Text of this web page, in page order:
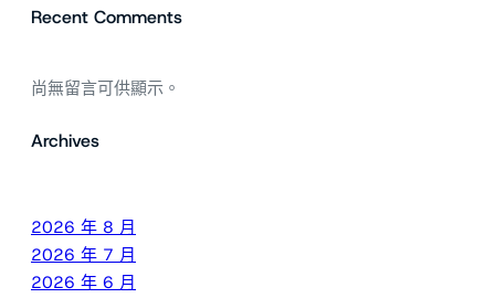
Recent Comments
尚無留言可供顯示。
Archives
2026 年 8 月
2026 年 7 月
2026 年 6 月